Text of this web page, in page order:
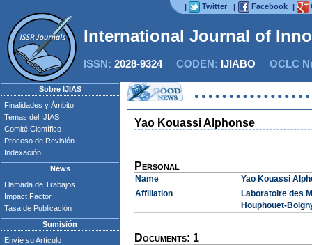
| Twitter | Facebook |
International Journal of
ISSN: 2028-9324CODEN: IJIABO OCLC
Sobre IJIAS
Finalidades y Ámbito
Temas del IJIAS
Comité Científico
Proceso de Revisión
Indexación
News
Llamada de Trabajos
Impact Factor
Tasa de Publicación
Sumisión
Envíe su Artículo
Yao Kouassi Alphonse
Personal
Name
Yao Kouassi
Affiliation
Laboratoire des
Houphouet-
Documents: 1